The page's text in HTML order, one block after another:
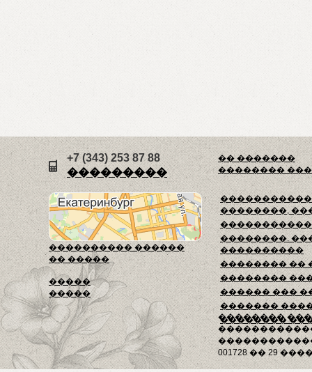
�� �������
��������
��������,
��������.
����������
�������� ��
��������
������ ���
�������
��������
���������� ������
�� �����
�����
�����
��������
001728 �� 29
+7 (343) 253 87 88
���������